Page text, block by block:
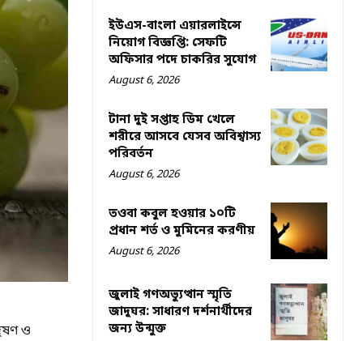
ও
ইউএস-বাংলা এয়ারলাইন্সে
নিয়োগ বিজ্ঞপ্তি: সেফটি
অফিসার পদে চাকরির সুযোগ
August 6, 2026
টানা দুই সপ্তাহ ডিম খেলে
শরীরে আসবে যেসব অবিশ্বাস্য
পরিবর্তন
August 6, 2026
তওবা কবুল হওয়ার ১০টি
প্রধান শর্ত ও মুমিনের করণীয়
August 6, 2026
জুলাই গণঅভ্যুত্থান স্মৃতি
জাদুঘর: সাধারণ দর্শনার্থীদের
জন্য উন্মুক্ত